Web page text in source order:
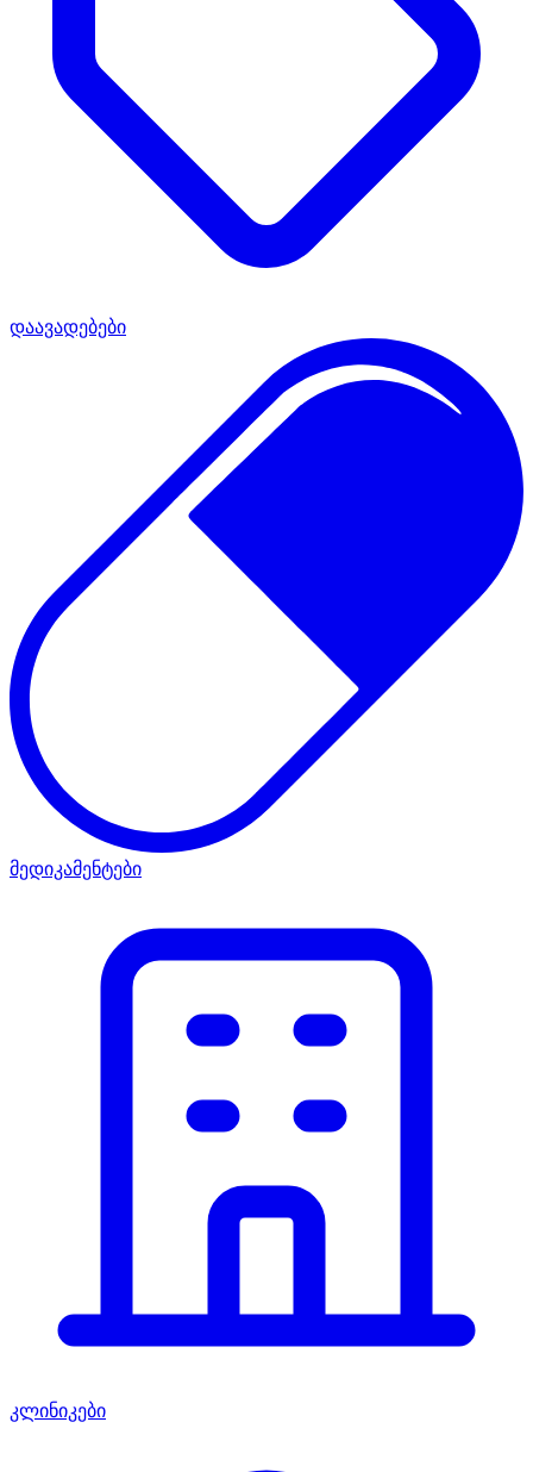
დაავადებები
მედიკამენტები
კლინიკები